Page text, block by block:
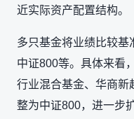
近实际资产配置结构。
多只基金将业绩比较基
中证800等。具体来看
行业混合基金、华商新
整为中证800，进一步